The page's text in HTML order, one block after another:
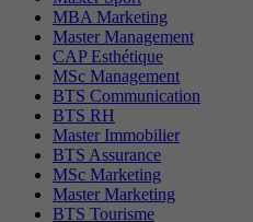
MBA Marketing
Master Management
CAP Esthétique
MSc Management
BTS Communication
BTS RH
Master Immobilier
BTS Assurance
MSc Marketing
Master Marketing
BTS Tourisme